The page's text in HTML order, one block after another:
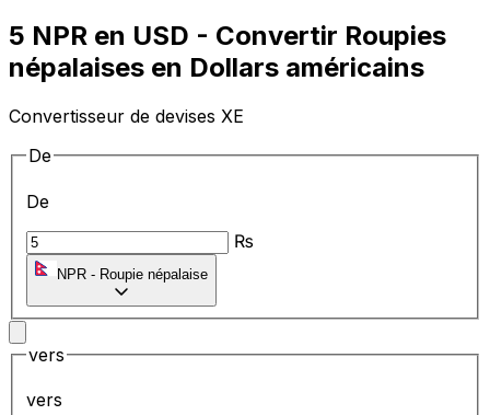
5 NPR en USD - Convertir Roupies
népalaises en Dollars américains
Convertisseur de devises XE
De
De
₨
NPR - Roupie népalaise
vers
vers